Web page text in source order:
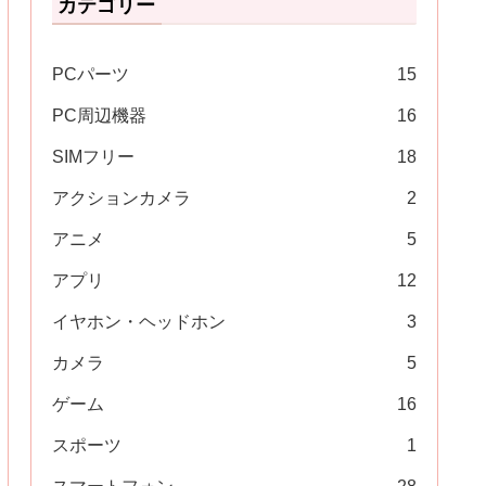
カテゴリー
PCパーツ 15
PC周辺機器 16
SIMフリー 18
アクションカメラ 2
アニメ 5
アプリ 12
イヤホン・ヘッドホン 3
カメラ 5
ゲーム 16
スポーツ 1